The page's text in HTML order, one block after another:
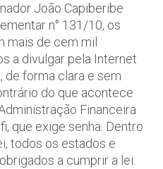
João Capiberibe
n° 131/10, os
mais de cem mil
a divulgar pela Internet
de forma clara e sem
do que acontece
Financeira
que exige senha. Dentro
todos os estados e
a cumprir a lei.